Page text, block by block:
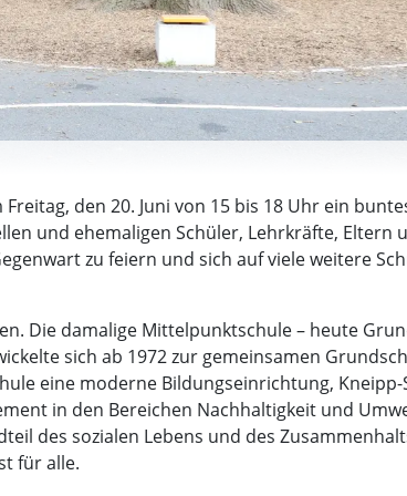
den 20. Juni von 15 bis 18 Uhr ein
und ehemaligen Schüler, Lehrkräfte, Eltern
zu feiern und sich auf viele weitere
Die damalige Mittelpunktschule – heute
sich ab 1972 zur gemeinsamen
eine moderne Bildungseinrichtung,
in den Bereichen Nachhaltigkeit und
des sozialen Lebens und des
für alle.